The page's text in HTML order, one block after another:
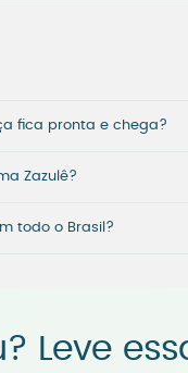
fica pronta e chega?
Zazulê?
todo o Brasil?
Leve